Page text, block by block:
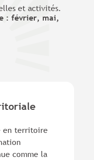
et activités.
: février, mai,
en territoire
comme la